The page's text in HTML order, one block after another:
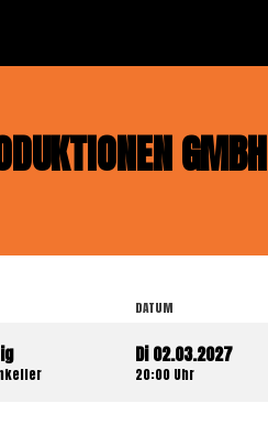
GMBH
DATUM
Di 02.03.2027
20:00 Uhr